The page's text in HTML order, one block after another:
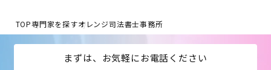
TOP専門家を探すオレンジ司法書士事務所
まずは、お気軽にお電話ください